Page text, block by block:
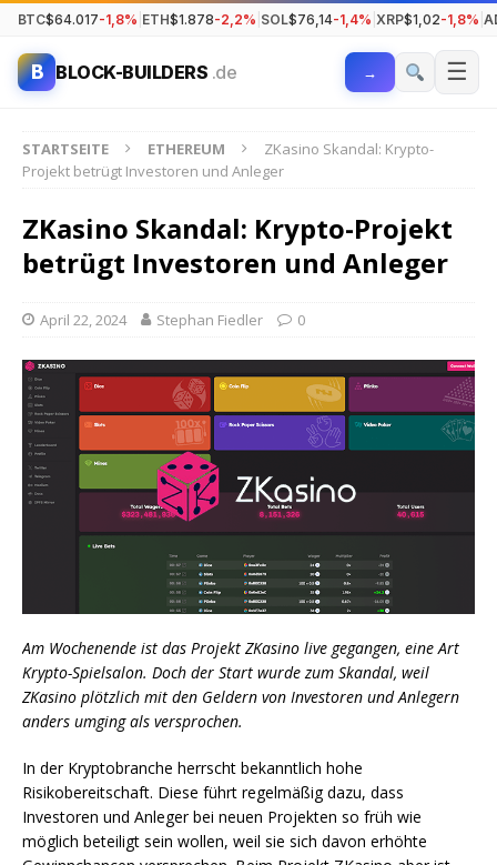
BTC$64.017-1,8% ETH$1.878-2,2% SOL$76,14-1,4% XRP$1,02-1,8%
B BLOCK-BUILDERS .de → ☰
STARTSEITE ETHEREUM
ZKasino Skandal: Krypto-
Projekt betrügt Investoren und Anleger
ZKasino Skandal: Krypto-Projekt
betrügt Investoren und Anleger
April 22, 2024 Stephan Fiedler 0
Am Wochenende ist das Projekt ZKasino live gegangen, eine Art
Krypto-Spielsalon. Doch der Start wurde zum Skandal, weil
ZKasino plötzlich mit den Geldern von Investoren und Anlegern
anders umging als versprochen.
In der Kryptobranche herrscht bekanntlich hohe
Risikobereitschaft. Diese führt regelmäßig dazu, dass
Investoren und Anleger bei neuen Projekten so früh wie
möglich beteiligt sein wollen, weil sie sich davon erhöhte